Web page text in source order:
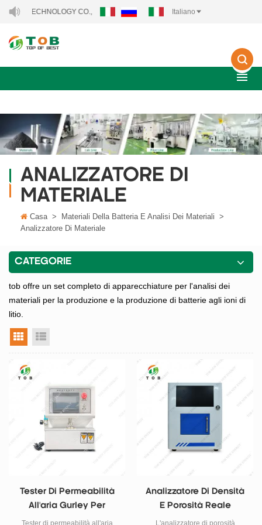
TECHNOLOGY CO., LTD.. Italiano
ANALIZZATORE DI
MATERIALE
Casa > Materiali Della Batteria E Analisi Dei Materiali >
Analizzatore Di Materiale
CATEGORIE
tob offre un set completo di apparecchiature per l'analisi dei
materiali per la produzione e la produzione di batterie agli ioni di
litio.
vista a griglia
Tester Di Permeabilità
All'aria Gurley Per
Separatore Di Batterie
Analizzatore Di Densità
E Porosità Reale